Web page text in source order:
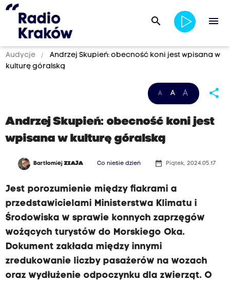
search menu
Audycje
Andrzej Skupień: obecność koni jest wpisana w
kulturę góralską
A A A share
Andrzej Skupień: obecność koni jest
wpisana w kulturę góralską
BartłomiejZIAJA Co niesie dzień date_range Piątek, 2024.05.17
Jest porozumienie między fiakrami a
przedstawicielami Ministerstwa Klimatu i
Środowiska w sprawie konnych zaprzęgów
wożących turystów do Morskiego Oka.
Dokument zakłada między innymi
zredukowanie liczby pasażerów na wozach
oraz wydłużenie odpoczynku dla zwierząt. O